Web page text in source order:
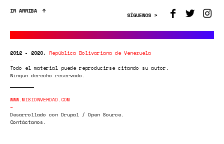
IR ARRIBA
SÍGUENOS >
2012 - 2020. República Bolivariana de Venezuela
Todo el material puede reproducirse citando su autor.
Ningún derecho reservado.
WWW.MISIONVERDAD.COM
Desarrollado con Drupal / Open Source.
Contáctanos.